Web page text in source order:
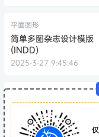
平面图形
简单多图杂志设计模版
(INDD)
2025-3-27 9:45:46